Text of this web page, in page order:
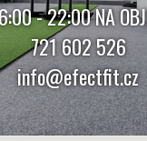
- 22:00 NA
721 602 526
info@efectfit.cz